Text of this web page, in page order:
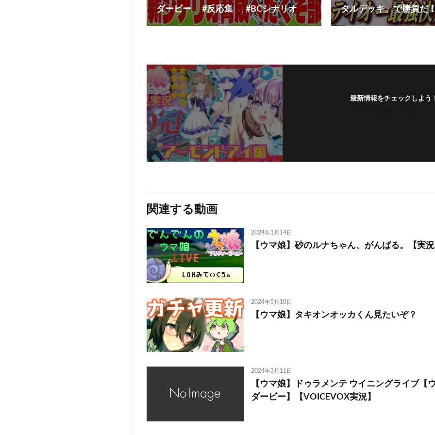
ダービー #反応集 #BCシナリオ
タルデッキ」で勝負だ
最新情報をチェックしよう
関連する動画
2024年1月14日
【ウマ娘】砂のルナちゃん、がんばる。【実
2024年5月10日
【ウマ娘】タキオンオッカくん見たいぞ？
2024年3月11日
【ウマ娘】ドゥラメンテ ウイニングライブ【
ダービー】【VOICEVOX実況】